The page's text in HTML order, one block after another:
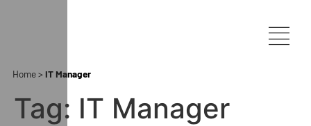
Home> IT Manager
Tag: IT Manager